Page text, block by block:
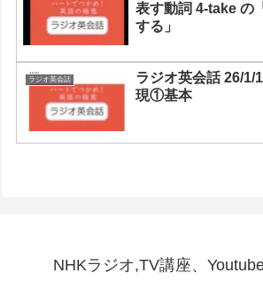
表す動詞 4-take の
する」
ラジオ英会話
ラジオ英会話 26/1/
現①基本
NHKラジオ,TV講座、